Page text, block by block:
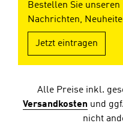
Bestellen Sie
Nachrichten,
Jetzt eintragen
Alle Preise inkl.
Versandkosten und
nicht